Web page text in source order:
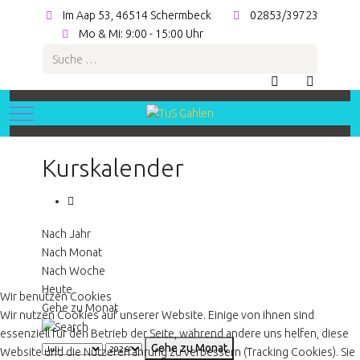
Im Aap 53, 46514 Schermbeck
02853/39723
Mo & Mi: 9:00 - 15:00 Uhr
Suchen
Mobile Menu Toggle
Kurskalender
Nach Jahr
Nach Monat
Nach Woche
Heute
Gehe zu Monat
Gehe zu Monat
Wir benutzen Cookies
Wir nutzen Cookies auf unserer Website. Einige von ihnen sind
essenziell für den Betrieb der Seite, während andere uns helfen, diese
Website und die Nutzererfahrung zu verbessern (Tracking Cookies). Sie